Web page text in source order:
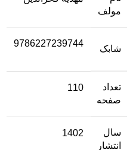
مولف
شابک
9786227239744
تعداد
صفحه
110
سال
انتشار
1402